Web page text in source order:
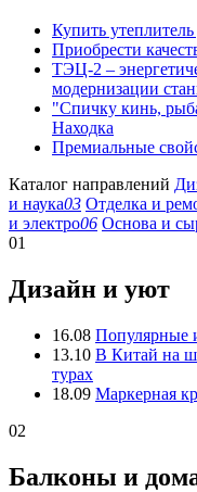
Купить утеплитель
Приобрести
ТЭЦ-2 –
модернизации
"Спичку кинь,
Находка
Премиальные
Каталог направлений
и наука03 Отделка и
и электро06 Основа и
01
Дизайн и уют
16.08
13.10 В Китай на
турах
18.09 Маркерная
02
Балконы и